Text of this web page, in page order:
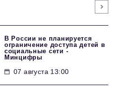
В России не планируется
ограничение доступа детей в
социальные сети -
Минцифры
07 августа 13:00